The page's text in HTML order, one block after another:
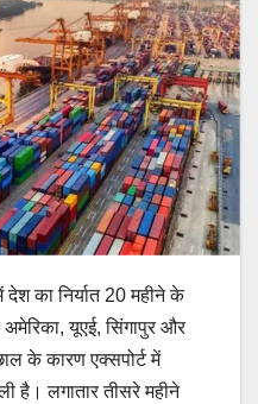
देश का निर्यात 20 महीने के
यूएई, सिंगापुर और
के कारण एक्सपोर्ट में
है। लगातार तीसरे महीने